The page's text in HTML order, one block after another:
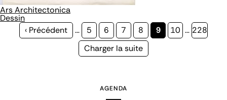
Ars Architectonica
Dessin
Page
‹ Précédent … Page
5 Page
6 Page
7 Page
8
Page
9 Page
10 … Page
228
Page
Charger la suite
AGENDA